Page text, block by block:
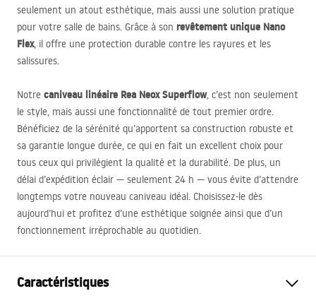
seulement un atout esthétique, mais aussi une solution pratique
pour votre salle de bains. Grâce à son revêtement unique Nano
Flex, il offre une protection durable contre les rayures et les
salissures.
Notre caniveau linéaire Rea Neox Superflow, c’est non seulement
le style, mais aussi une fonctionnalité de tout premier ordre.
Bénéficiez de la sérénité qu’apportent sa construction robuste et
sa garantie longue durée, ce qui en fait un excellent choix pour
tous ceux qui privilégient la qualité et la durabilité. De plus, un
délai d’expédition éclair — seulement 24 h — vous évite d’attendre
longtemps votre nouveau caniveau idéal. Choisissez-le dès
aujourd’hui et profitez d’une esthétique soignée ainsi que d’un
fonctionnement irréprochable au quotidien.
Caractéristiques